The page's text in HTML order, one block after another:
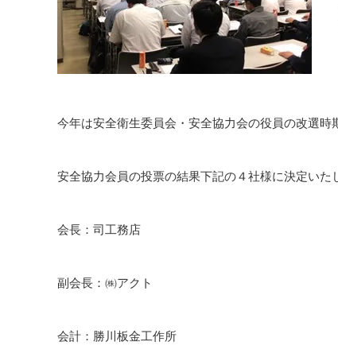
今年は安全衛生委員会・安全協力会の役員の改選時
安全協力会員の投票の結果下記の４社様に決定いた
会長：司工務店
副会長：㈱アクト
会計：勝川板金工作所